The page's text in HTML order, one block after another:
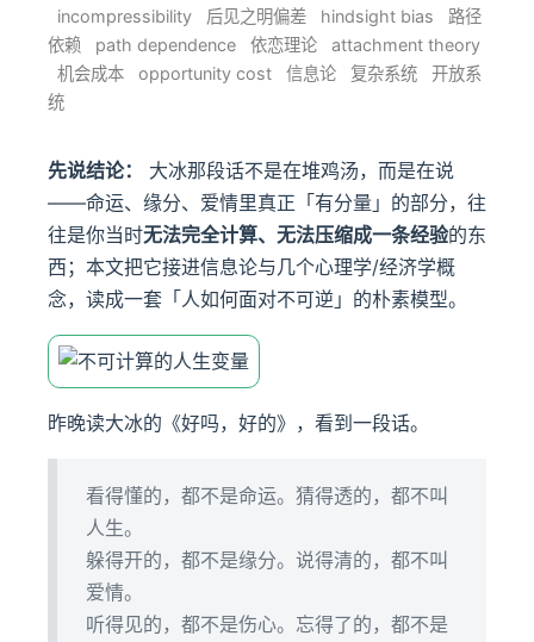
incompressibility
后见之明偏差 hindsight bias
路径
依赖
path dependence 依恋理论
attachment theory
机会成本
opportunity cost 信息论 复杂系统
开放系
统
先说结论：
大冰那段话不是在堆鸡汤，而是在说
——命运、缘分、爱情里真正「有分量」的部分，往
往是你当时无法完全计算、无法压缩成一条经验的东
西；本文把它接进信息论与几个心理学/经济学概
念，读成一套「人如何面对不可逆」的朴素模型。
昨晚读大冰的《好吗，好的》，看到一段话。
看得懂的，都不是命运。猜得透的，都不叫
人生。
躲得开的，都不是缘分。说得清的，都不叫
爱情。
听得见的，都不是伤心。忘得了的，都不是